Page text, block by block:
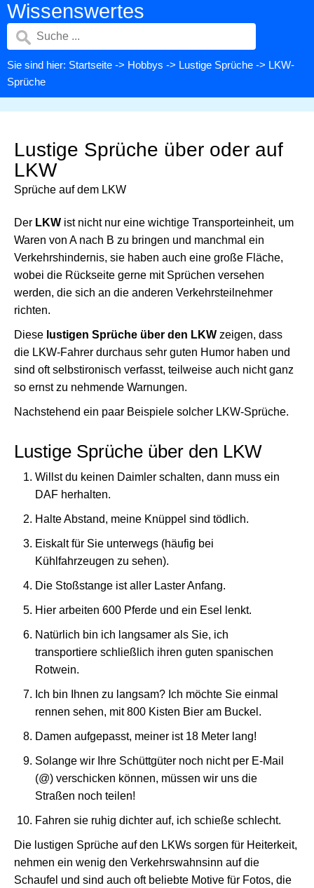
Wissenswertes
Sie sind hier: Startseite -> Hobbys -> Lustige Sprüche -> LKW-
Sprüche
Lustige Sprüche über oder auf
LKW
Sprüche auf dem LKW
Der LKW ist nicht nur eine wichtige Transporteinheit, um
Waren von A nach B zu bringen und manchmal ein
Verkehrshindernis, sie haben auch eine große Fläche,
wobei die Rückseite gerne mit Sprüchen versehen
werden, die sich an die anderen Verkehrsteilnehmer
richten.
Diese lustigen Sprüche über den LKW zeigen, dass
die LKW-Fahrer durchaus sehr guten Humor haben und
sind oft selbstironisch verfasst, teilweise auch nicht ganz
so ernst zu nehmende Warnungen.
Nachstehend ein paar Beispiele solcher LKW-Sprüche.
Lustige Sprüche über den LKW
Willst du keinen Daimler schalten, dann muss ein
DAF herhalten.
Halte Abstand, meine Knüppel sind tödlich.
Eiskalt für Sie unterwegs (häufig bei
Kühlfahrzeugen zu sehen).
Die Stoßstange ist aller Laster Anfang.
Hier arbeiten 600 Pferde und ein Esel lenkt.
Natürlich bin ich langsamer als Sie, ich
transportiere schließlich ihren guten spanischen
Rotwein.
Ich bin Ihnen zu langsam? Ich möchte Sie einmal
rennen sehen, mit 800 Kisten Bier am Buckel.
Damen aufgepasst, meiner ist 18 Meter lang!
Solange wir Ihre Schüttgüter noch nicht per E-Mail
(@) verschicken können, müssen wir uns die
Straßen noch teilen!
Fahren sie ruhig dichter auf, ich schieße schlecht.
Die lustigen Sprüche auf den LKWs sorgen für Heiterkeit,
nehmen ein wenig den Verkehrswahnsinn auf die
Schaufel und sind auch oft beliebte Motive für Fotos, die